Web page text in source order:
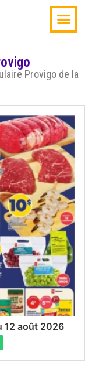
Provigo de la
12 août 2026